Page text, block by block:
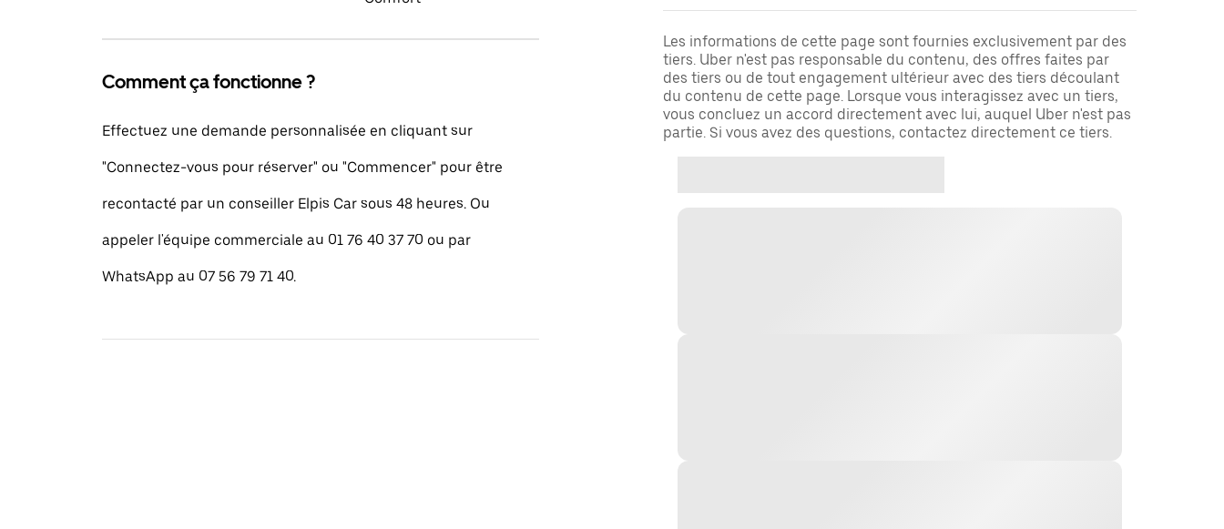
Comment ça fonctionne ?
Effectuez une demande personnalisée en cliquant sur
"Connectez-vous pour réserver" ou "Commencer" pour être
recontacté par un conseiller Elpis Car sous 48 heures. Ou
appeler l'équipe commerciale au 01 76 40 37 70 ou par
WhatsApp au 07 56 79 71 40.
Les informations de cette page sont fournies exclusivement par des
tiers. Uber n'est pas responsable du contenu, des offres faites par
des tiers ou de tout engagement ultérieur avec des tiers découlant
du contenu de cette page. Lorsque vous interagissez avec un tiers,
vous concluez un accord directement avec lui, auquel Uber n'est pas
partie. Si vous avez des questions, contactez directement ce tiers.